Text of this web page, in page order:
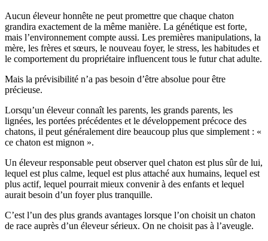
Aucun éleveur honnête ne peut promettre que chaque chaton
grandira exactement de la même manière. La génétique est forte,
mais l’environnement compte aussi. Les premières manipulations, la
mère, les frères et sœurs, le nouveau foyer, le stress, les habitudes et
le comportement du propriétaire influencent tous le futur chat adulte.
Mais la prévisibilité n’a pas besoin d’être absolue pour être
précieuse.
Lorsqu’un éleveur connaît les parents, les grands parents, les
lignées, les portées précédentes et le développement précoce des
chatons, il peut généralement dire beaucoup plus que simplement : «
ce chaton est mignon ».
Un éleveur responsable peut observer quel chaton est plus sûr de lui,
lequel est plus calme, lequel est plus attaché aux humains, lequel est
plus actif, lequel pourrait mieux convenir à des enfants et lequel
aurait besoin d’un foyer plus tranquille.
C’est l’un des plus grands avantages lorsque l’on choisit un chaton
de race auprès d’un éleveur sérieux. On ne choisit pas à l’aveugle.